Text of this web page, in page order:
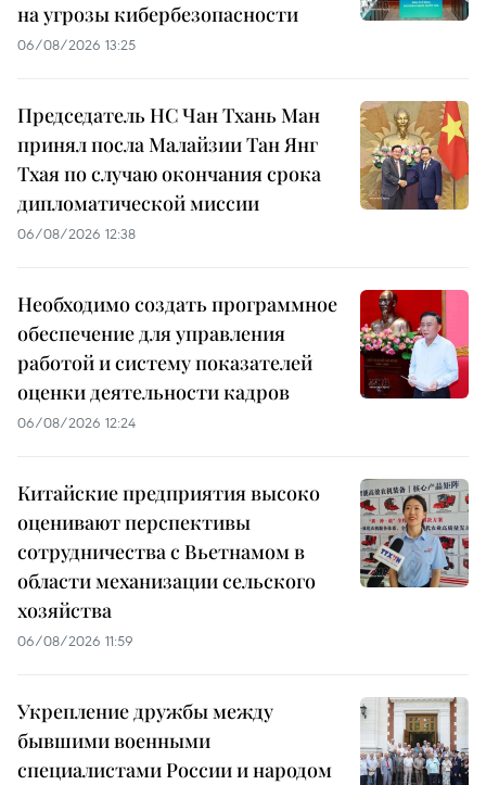
на угрозы кибербезопасности
06/08/2026 13:25
Председатель НС Чан Тхань Ман
принял посла Малайзии Тан Янг
Тхая по случаю окончания срока
дипломатической миссии
06/08/2026 12:38
Необходимо создать программное
обеспечение для управления
работой и систему показателей
оценки деятельности кадров
06/08/2026 12:24
Китайские предприятия высоко
оценивают перспективы
сотрудничества с Вьетнамом в
области механизации сельского
хозяйства
06/08/2026 11:59
Укрепление дружбы между
бывшими военными
специалистами России и народом